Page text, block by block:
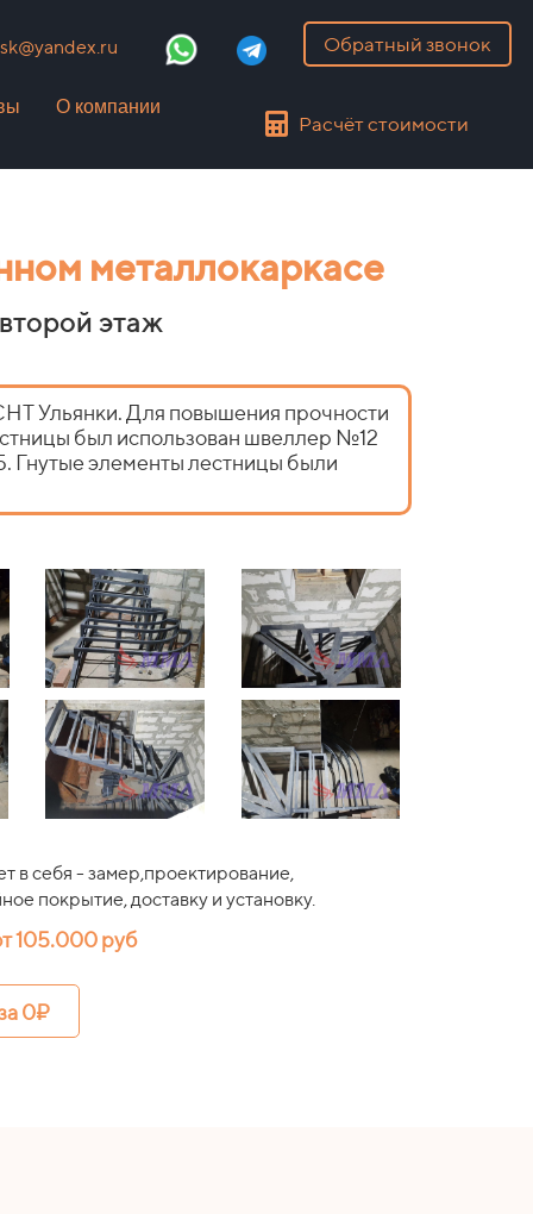
Обратный звонок
О компании
Расчёт стоимости
металлокаркасе
этаж
Ульянки. Для повышения прочности
был использован швеллер №12
Гнутые элементы лестницы были
в себя - замер,проектирование,
покрытие, доставку и установку.
105.000 руб
0₽